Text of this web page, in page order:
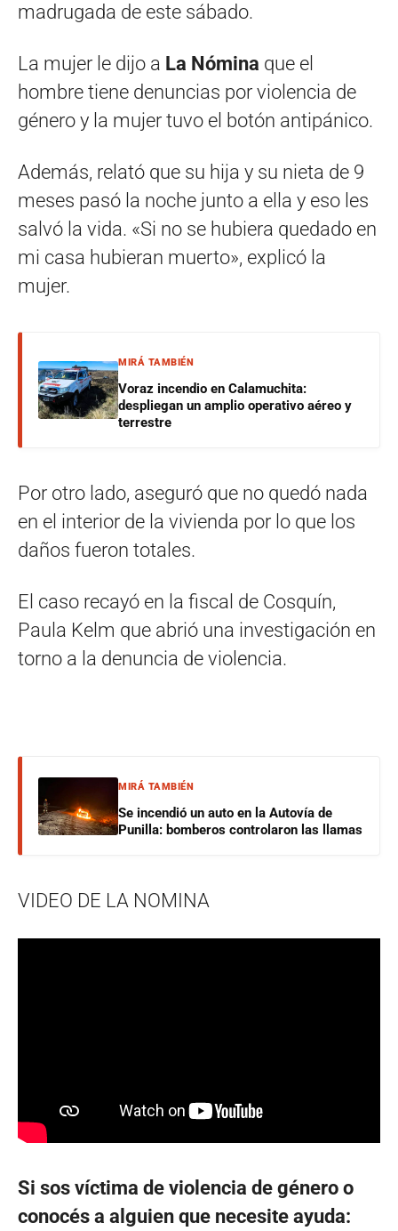
madrugada de este sábado.
La mujer le dijo a La Nómina que el
hombre tiene denuncias por violencia de
género y la mujer tuvo el botón antipánico.
Además, relató que su hija y su nieta de 9
meses pasó la noche junto a ella y eso les
salvó la vida. «Si no se hubiera quedado en
mi casa hubieran muerto», explicó la
mujer.
MIRÁ TAMBIÉN
Voraz incendio en Calamuchita:
despliegan un amplio operativo aéreo y
terrestre
Por otro lado, aseguró que no quedó nada
en el interior de la vivienda por lo que los
daños fueron totales.
El caso recayó en la fiscal de Cosquín,
Paula Kelm que abrió una investigación en
torno a la denuncia de violencia.
MIRÁ TAMBIÉN
Se incendió un auto en la Autovía de
Punilla: bomberos controlaron las llamas
VIDEO DE LA NOMINA
Si sos víctima de violencia de género o
conocés a alguien que necesite ayuda: